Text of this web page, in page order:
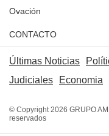
Ovación
CONTACTO
Últimas Noticias
Judiciales
Economia
© Copyright 2026 GRUPO
reservados